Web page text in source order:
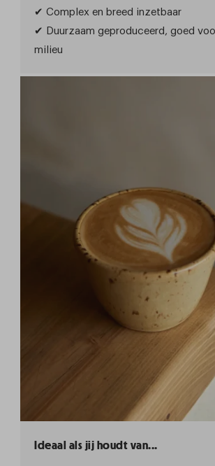
✔ Complex en breed inzetbaar
✔ Duurzaam geproduceerd, goed
milieu
Ideaal als jij houdt van...